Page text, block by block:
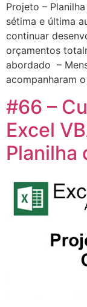
Projeto –
sétima e última
continuar
orçamentos
abordado –
acompanharam
#66 –
Excel
Planilha